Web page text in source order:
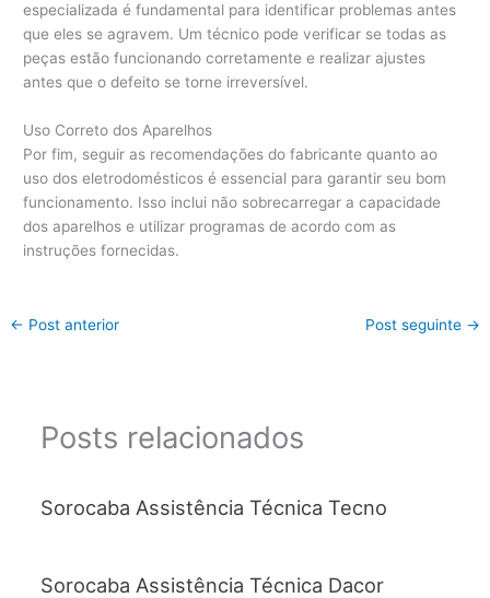
especializada é fundamental para identificar problemas antes
que eles se agravem. Um técnico pode verificar se todas as
peças estão funcionando corretamente e realizar ajustes
antes que o defeito se torne irreversível.
Uso Correto dos Aparelhos
Por fim, seguir as recomendações do fabricante quanto ao
uso dos eletrodomésticos é essencial para garantir seu bom
funcionamento. Isso inclui não sobrecarregar a capacidade
dos aparelhos e utilizar programas de acordo com as
instruções fornecidas.
← Post anterior Post seguinte →
Posts relacionados
Sorocaba Assistência Técnica Tecno
Sorocaba Assistência Técnica Dacor